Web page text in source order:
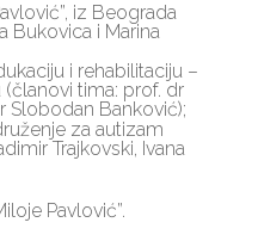
iz Beograda
Bukovica i Marina
i rehabilitaciju –
tima: prof. dr
Slobodan Banković);
za autizam
Trajkovski, Ivana
Pavlović”.